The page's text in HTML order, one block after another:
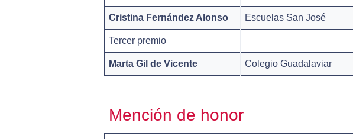
Cristina Fernández Alonso Escuelas San José
Tercer premio
Marta Gil de Vicente Colegio Guadalaviar
Mención de honor